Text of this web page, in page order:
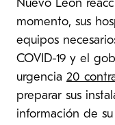
Nuevo León
momento, sus
equipos
COVID-19 y el
urgencia 20
preparar sus
información de